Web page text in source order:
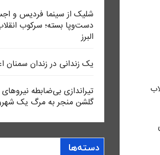
شلیک از سینما فردیس و
دست‌وپا بسته؛ سرکوب
البرز
یک زندانی در زندان سمنان
تیراندازی بی‌ضابطه
گلشن منجر به مرگ یک
دسته‌ها